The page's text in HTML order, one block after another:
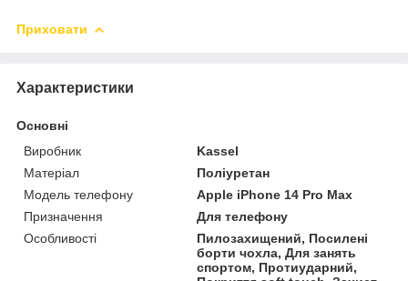
Приховати
Характеристики
Основні
Виробник
Kassel
Матеріал
Поліуретан
Модель телефону
Apple iPhone 14 Pro Max
Призначення
Для телефону
Особливості
Пилозахищений, Посилені
борти чохла, Для занять
спортом, Протиударний,